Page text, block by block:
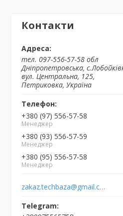
Контакти
тел. 097-556-57-58 обл
Дніпропетровська,
вул. Центральна, 125,
Петриковка, Україна
+380 (97) 556-57-58
Менеджер
+380 (93) 556-57-59
Менеджер
+380 (95) 556-57-58
Менеджер
zakaz.techbaza@gmail.com